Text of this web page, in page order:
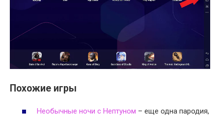
Похожие игры
Необычные ночи с Нептуном – еще одна пародия,